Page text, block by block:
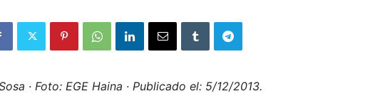
· Foto: EGE Haina · Publicado el: 5/12/2013.